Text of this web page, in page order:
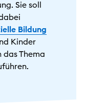
Sie soll
Bildung
Kinder
Thema